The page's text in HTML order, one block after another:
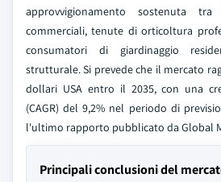
approvvigionamento sostenuta
commerciali, tenute di orticoltura
consumatori di giardinaggio
strutturale. Si prevede che il mercato
dollari USA entro il 2035, con una
(CAGR) del 9,2% nel periodo di
l'ultimo rapporto pubblicato da Global
Principali conclusioni del